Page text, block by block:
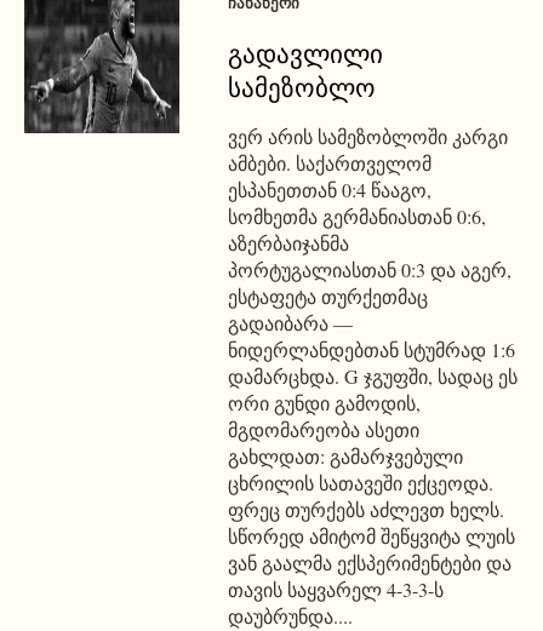
გადავლილი
სამეზობლო
ვერ არის სამეზობლოში კარგი
ამბები. საქართველომ
ესპანეთთან 0:4 წააგო,
სომხეთმა გერმანიასთან 0:6,
აზერბაიჯანმა
პორტუგალიასთან 0:3 და აგერ,
ესტაფეტა თურქეთმაც
გადაიბარა —
ნიდერლანდებთან სტუმრად 1:6
დამარცხდა. G ჯგუფში, სადაც ეს
ორი გუნდი გამოდის,
მგდომარეობა ასეთი
გახლდათ: გამარჯვებული
ცხრილის სათავეში ექცეოდა.
ფრეც თურქებს აძლევთ ხელს.
სწორედ ამიტომ შეწყვიტა ლუის
ვან გაალმა ექსპერიმენტები და
თავის საყვარელ 4-3-3-ს
დაუბრუნდა....